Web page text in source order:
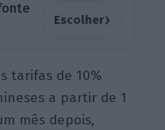
Escolher›
tarifas de 10%
a partir de 1
mês depois,